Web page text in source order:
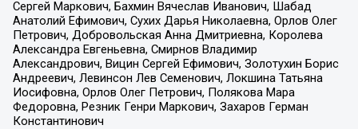
Сергей Маркович, Бахмин Вячеслав Иванович, Шабад
Анатолий Ефимович, Сухих Дарья Николаевна, Орлов Олег
Петрович, Добровольская Анна Дмитриевна, Королева
Александра Евгеньевна, Смирнов Владимир
Александрович, Вицин Сергей Ефимович, Золотухин Борис
Андреевич, Левинсон Лев Семенович, Локшина Татьяна
Иосифовна, Орлов Олег Петрович, Полякова Мара
Федоровна, Резник Генри Маркович, Захаров Герман
Константинович